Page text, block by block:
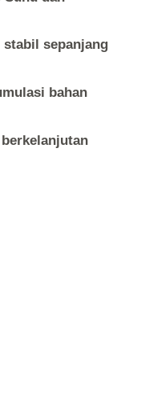
stabil sepanjang
bahan